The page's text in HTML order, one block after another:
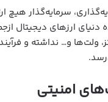
سرمایه‌گذار هیچ
ارزهای دیجیتال
ولت‌ها و… نداشته و
امنیتی